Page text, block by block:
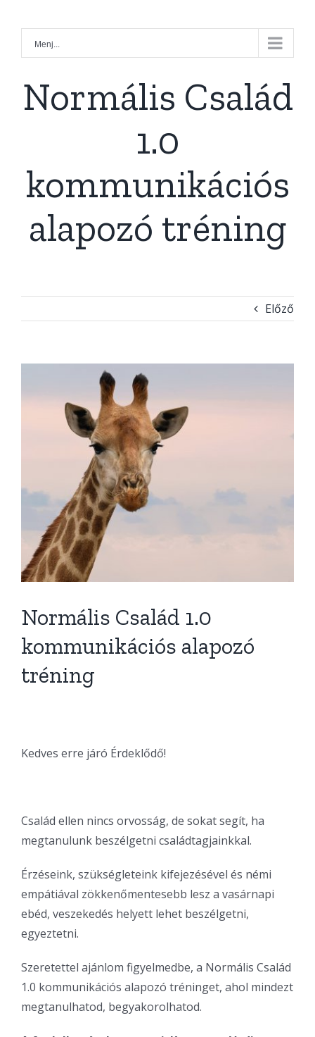
Menj...
Normális Család
1.0
kommunikációs
alapozó tréning
Előző
Normális Család 1.0
kommunikációs alapozó
tréning
Kedves erre járó Érdeklődő!
Család ellen nincs orvosság, de sokat segít, ha
megtanulunk beszélgetni családtagjainkkal.
Érzéseink, szükségleteink kifejezésével és némi
empátiával zökkenőmentesebb lesz a vasárnapi
ebéd, veszekedés helyett lehet beszélgetni,
egyeztetni.
Szeretettel ajánlom figyelmedbe, a Normális Család
1.0 kommunikációs alapozó tréninget, ahol mindezt
megtanulhatod, begyakorolhatod.